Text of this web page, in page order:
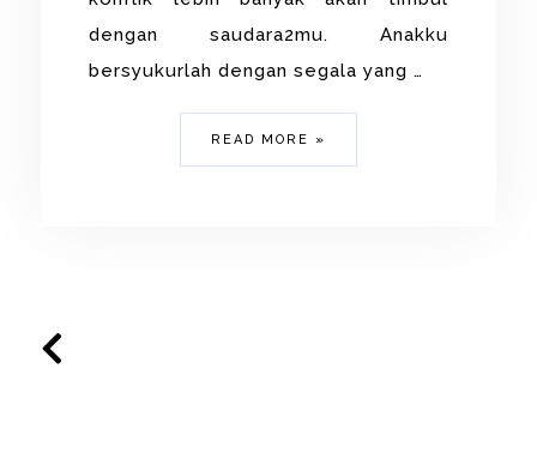
dengan saudara2mu. Anakku
bersyukurlah dengan segala yang …
READ MORE »